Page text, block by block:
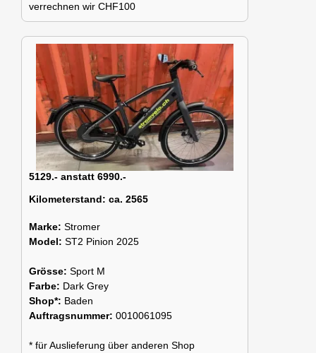
verrechnen wir CHF100
5129.- anstatt 6990.-
Kilometerstand: ca. 2565
Marke: Stromer
Model: ST2 Pinion 2025
Grösse: Sport M
Farbe: Dark Grey
Shop*: Baden
Auftragsnummer: 0010061095
* für Auslieferung über anderen Shop